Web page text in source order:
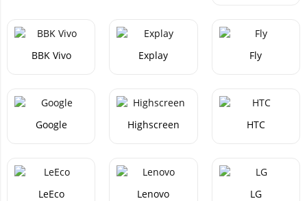
BBK Vivo Explay Fly
Google Highscreen HTC
LeEco Lenovo LG